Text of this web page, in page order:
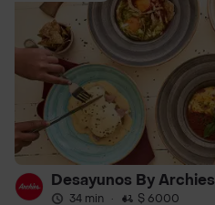
Desayunos By Archies
34 min · $ 6000